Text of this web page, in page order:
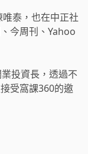
泰，也在中正社
今周刊、Yahoo
投資長，透過不
受窩課360的邀